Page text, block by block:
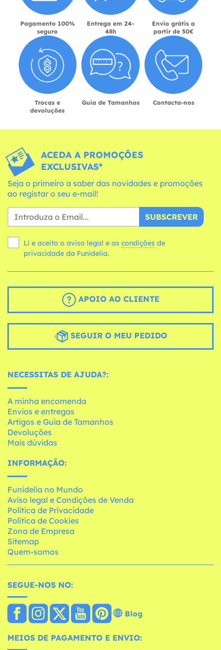
Pagamento 100%
seguro
Entrega em 24-
48h
Envio grátis a
partir de 50€
Trocas e
devoluções
Guia de Tamanhos Contacta-nos
ACEDA A PROMOÇÕES
EXCLUSIVAS*
Seja o primeiro a saber das novidades e promoções
ao registar o seu e-mail!
SUBSCREVER
Li e aceito o aviso legal e as condições
privacidade da Funidelia.
APOIO AO CLIENTE
SEGUIR O MEU PEDIDO
NECESSITAS DE AJUDA?:
A minha encomenda
Envios e entregas
Artigos e Guia de Tamanhos
Devoluções
Mais dúvidas
INFORMAÇÃO:
Funidelia no Mundo
Aviso legal e Condições de Venda
Política de Privacidade
Política de Cookies
Zona de Empresa
Sitemap
Quem-somos
SEGUE-NOS NO:
Blog
MEIOS DE PAGAMENTO E ENVIO: